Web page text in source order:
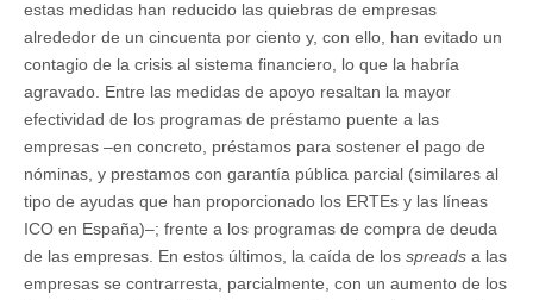
estas medidas han reducido las quiebras de empresas
alrededor de un cincuenta por ciento y, con ello, han evitado un
contagio de la crisis al sistema financiero, lo que la habría
agravado. Entre las medidas de apoyo resaltan la mayor
efectividad de los programas de préstamo puente a las
empresas –en concreto, préstamos para sostener el pago de
nóminas, y prestamos con garantía pública parcial (similares al
tipo de ayudas que han proporcionado los ERTEs y las líneas
ICO en España)–; frente a los programas de compra de deuda
de las empresas. En estos últimos, la caída de los spreads a las
empresas se contrarresta, parcialmente, con un aumento de los